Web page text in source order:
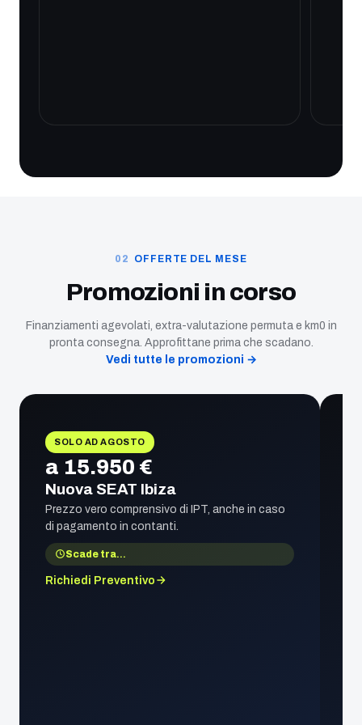
OFFERTE DEL MESE
Promozioni in corso
Finanziamenti agevolati, extra-valutazione permuta e km0 in
pronta consegna. Approfittane prima che scadano.
Vedi tutte le promozioni →
SOLO AD AGOSTO
a 15.950 €
Nuova SEAT Ibiza
Prezzo vero comprensivo di IPT, anche in caso
di pagamento in contanti.
Scade tra…
Richiedi Preventivo